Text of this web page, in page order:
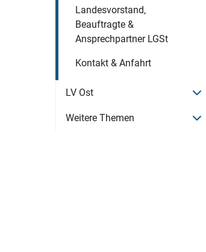
Landesvorstand,
Beauftragte &
Ansprechpartner LGSt
Kontakt & Anfahrt
LV Ost
Weitere Themen